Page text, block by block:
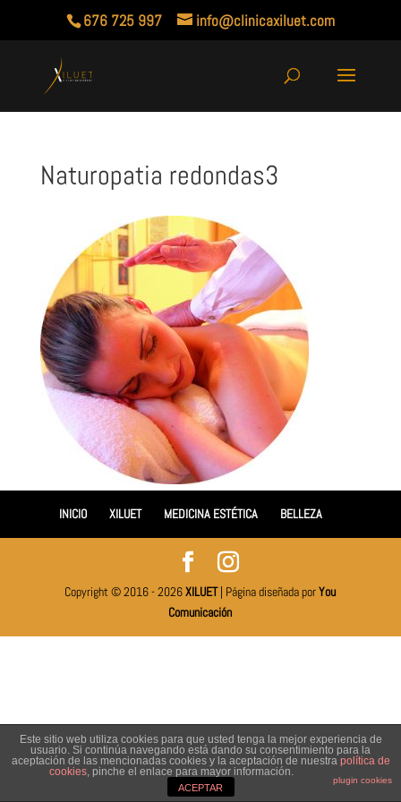
676 725 997 info@clinicaxiluet.com
Naturopatia redondas3
INICIO XILUET MEDICINA ESTÉTICA BELLEZA
Copyright © 2016 - 2026XILUET| Página diseñada porYou
Comunicación
Este sitio web utiliza cookies para que usted tenga la mejor experiencia de
usuario. Si continúa navegando está dando su consentimiento para la
aceptación de las mencionadas cookies y la aceptación de nuestra política de
cookies, pinche el enlace para mayor información.
plugin cookies
ACEPTAR